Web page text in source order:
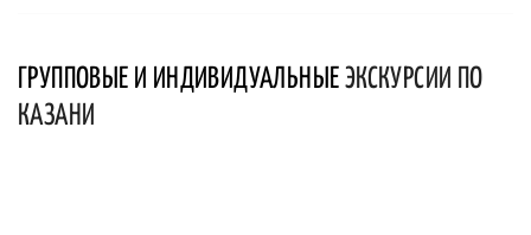
ГРУППОВЫЕ И ИНДИВИДУАЛЬНЫЕ ЭКСКУРСИИ ПО
КАЗАНИ